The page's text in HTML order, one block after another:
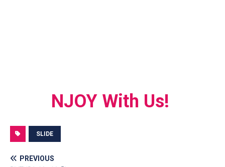
NJOY With Us!
SLIDE
PREVIOUS